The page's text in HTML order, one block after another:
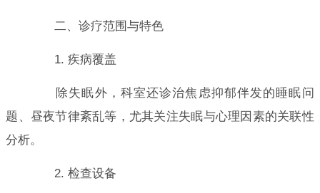
二、诊疗范围与特色
1. 疾病覆盖
除失眠外，科室还诊治焦虑抑郁伴发的睡眠问
题、昼夜节律紊乱等，尤其关注失眠与心理因素的关联性
分析。
2. 检查设备